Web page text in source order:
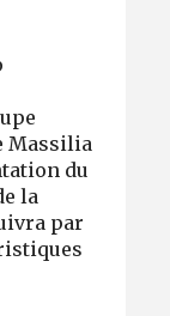
Massilia
du
la
par